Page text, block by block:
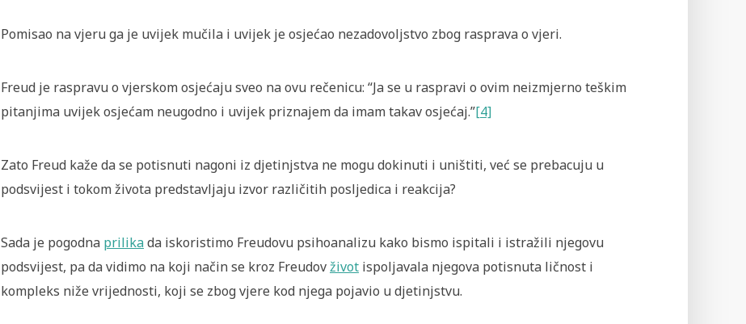
Pomisao na vjeru ga je uvijek mučila i uvijek je osjećao nezadovoljstvo zbog rasprava o vjeri.
Freud je raspravu o vjerskom osjećaju sveo na ovu rečenicu: “Ja se u raspravi o ovim neizmjerno teškim
pitanjima uvijek osjećam neugodno i uvijek priznajem da imam takav osjećaj.”[4]
Zato Freud kaže da se potisnuti nagoni iz djetinjstva ne mogu dokinuti i uništiti, već se prebacuju u
podsvijest i tokom života predstavljaju izvor različitih posljedica i reakcija?
Sada je pogodna prilikada iskoristimo Freudovu psihoanalizu kako bismo ispitali i istražili njegovu
podsvijest, pa da vidimo na koji način se kroz Freudovživot ispoljavala njegova potisnuta ličnost i
kompleks niže vrijednosti, koji se zbog vjere kod njega pojavio u djetinjstvu.